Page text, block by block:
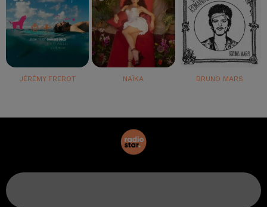
JÉRÉMY FREROT NAÏKA BRUNO MARS